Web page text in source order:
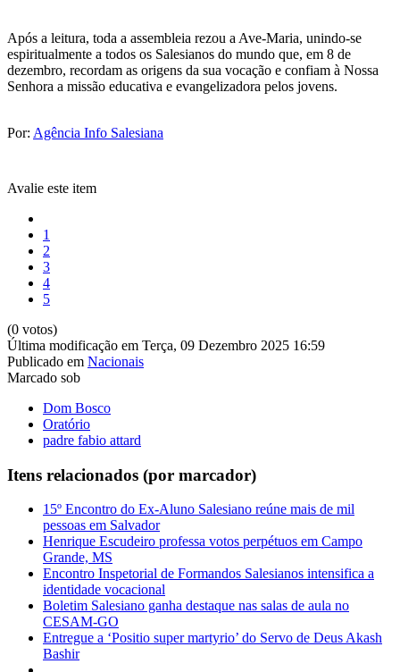
Após a leitura, toda a assembleia rezou a Ave-Maria, unindo-se
espiritualmente a todos os Salesianos do mundo que, em 8 de
dezembro, recordam as origens da sua vocação e confiam à Nossa
Senhora a missão educativa e evangelizadora pelos jovens.
Por: Agência Info Salesiana
Avalie este item
1
2
3
4
5
(0 votos)
Última modificação em Terça, 09 Dezembro 2025 16:59
Publicado em Nacionais
Marcado sob
Dom Bosco
Oratório
padre fabio attard
Itens relacionados (por marcador)
15º Encontro do Ex-Aluno Salesiano reúne mais de mil
pessoas em Salvador
Henrique Escudeiro professa votos perpétuos em Campo
Grande, MS
Encontro Inspetorial de Formandos Salesianos intensifica a
identidade vocacional
Boletim Salesiano ganha destaque nas salas de aula no
CESAM-GO
Entregue a ‘Positio super martyrio’ do Servo de Deus Akash
Bashir